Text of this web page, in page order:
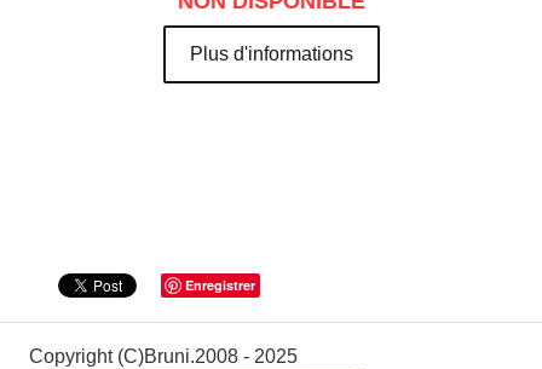
Plus d'informations
Enregistrer
Copyright (C)Bruni.2008 - 2025